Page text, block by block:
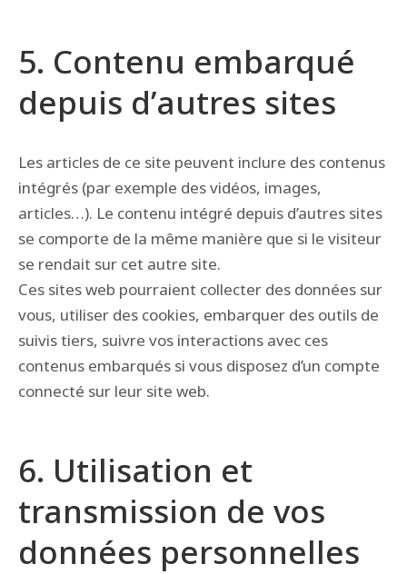
5. Contenu embarqué
depuis d’autres sites
Les articles de ce site peuvent inclure des contenus
intégrés (par exemple des vidéos, images,
articles…). Le contenu intégré depuis d’autres sites
se comporte de la même manière que si le visiteur
se rendait sur cet autre site.
Ces sites web pourraient collecter des données sur
vous, utiliser des cookies, embarquer des outils de
suivis tiers, suivre vos interactions avec ces
contenus embarqués si vous disposez d’un compte
connecté sur leur site web.
6. Utilisation et
transmission de vos
données personnelles